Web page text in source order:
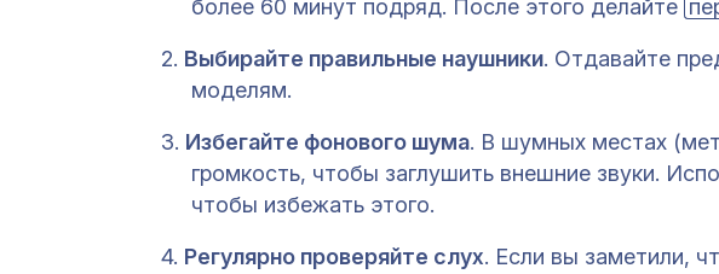
более 60 минут подряд. После этого делайте
Выбирайте правильные наушники. Отдавайте
моделям.
Избегайте фонового шума. В шумных местах
громкость, чтобы заглушить внешние звуки.
чтобы избежать этого.
Регулярно проверяйте слух. Если вы заметили,